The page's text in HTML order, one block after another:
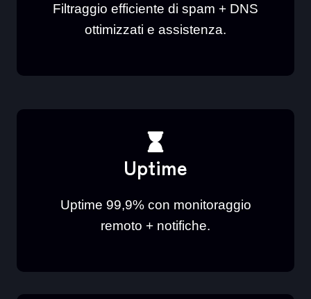
Filtraggio efficiente di spam + DNS
ottimizzati e assistenza.
Uptime
Uptime 99,9% con monitoraggio
remoto + notifiche.